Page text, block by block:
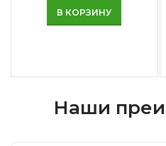
В КОРЗИНУ
Наши